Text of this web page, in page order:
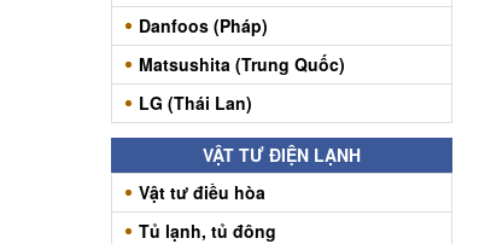
Danfoos (Pháp)
Matsushita (Trung Quốc)
LG (Thái Lan)
VẬT TƯ ĐIỆN LẠNH
Vật tư điều hòa
Tủ lạnh, tủ đông